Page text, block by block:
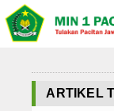
Home
ARTIKEL